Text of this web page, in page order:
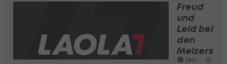
Freud
und
Leid bei
den
Melzers
Tennis